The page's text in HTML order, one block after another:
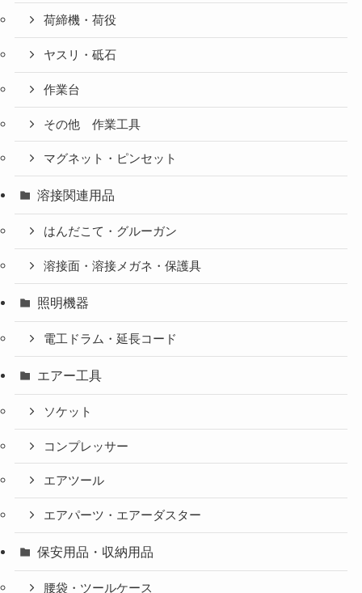
荷締機・荷役
ヤスリ・砥石
作業台
その他 作業工具
マグネット・ピンセット
溶接関連用品
はんだこて・グルーガン
溶接面・溶接メガネ・保護具
照明機器
電工ドラム・延長コード
エアー工具
ソケット
コンプレッサー
エアツール
エアパーツ・エアーダスター
保安用品・収納用品
腰袋・ツールケース